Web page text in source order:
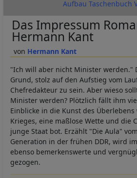
Aufbau Taschenbuch
Hermann Kant
Das Impressum
Hermann Kant
"Ich will aber nicht Minister werden."
Grund, stolz auf den Aufstieg vom
Chefredakteur zu sein. Aber wieso
Minister werden? Plötzlich fällt ihm
Einblicke in die Kunst des
Krieges, eine maßlose Wette und die
junge Staat bot. Erzählt "Die Aula"
Generation in der frühen DDR, wird
ebenso bemerkenswerte und
gezogen.